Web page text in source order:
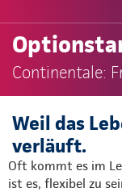
Continentale:
Weil das
verläuft.
Oft kommt es im
ist es, flexibel zu